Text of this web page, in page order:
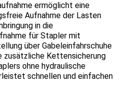
ermöglicht eine
Aufnahme der Lasten
in die
für Stapler mit
über Gabeleinfahrschuhe
zusätzliche Kettensicherung
ohne hydraulische
schnellen und einfachen